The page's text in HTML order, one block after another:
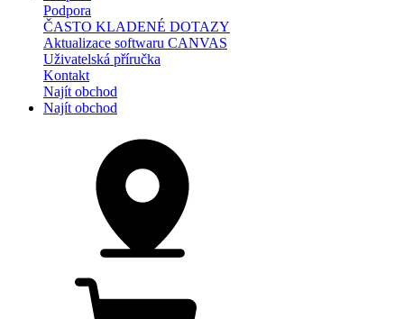
Podpora
ČASTO KLADENÉ DOTAZY
Aktualizace softwaru CANVAS
Uživatelská příručka
Kontakt
Najít obchod
Najít obchod